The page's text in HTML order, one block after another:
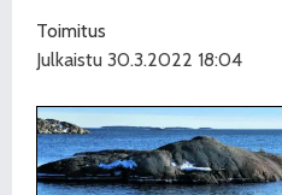
Toimitus
Julkaistu 30.3.2022 18:04